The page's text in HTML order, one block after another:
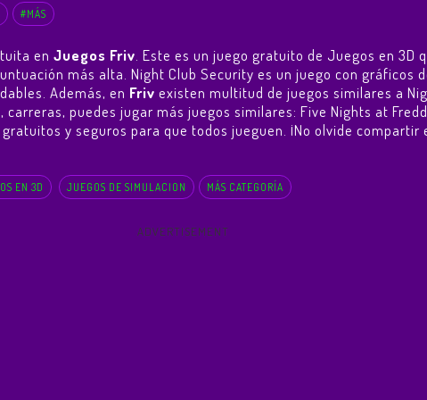
#MÁS
en Juegos Friv. Este es un juego gratuito de Juegos en 3D
más alta. Night Club Security es un juego con gráficos
Además, en Friv existen multitud de juegos similares a
carreras, puedes jugar más juegos similares: Five Nights at
y seguros para que todos jueguen. ¡No olvide
EN 3D JUEGOS DE SIMULACION MÁS CATEGORÍA
ADVERTISEMENT